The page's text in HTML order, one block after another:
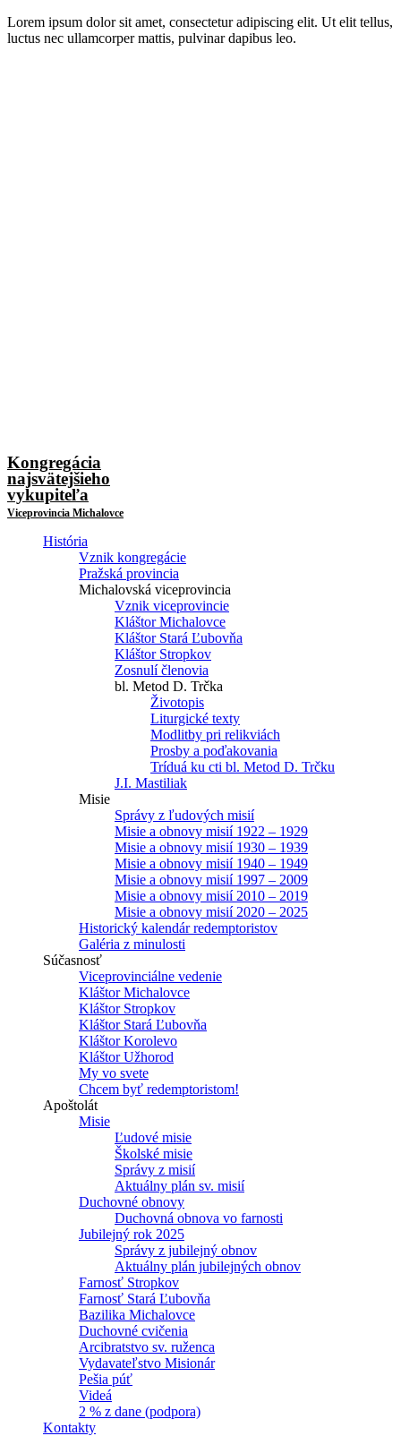
Lorem ipsum dolor sit amet, consectetur adipiscing elit. Ut elit tellus,
luctus nec ullamcorper mattis, pulvinar dapibus leo.
Kongregácia
najsvätejšieho
vykupiteľa
Viceprovincia Michalovce
História
Vznik kongregácie
Pražská provincia
Michalovská viceprovincia
Vznik viceprovincie
Kláštor Michalovce
Kláštor Stará Ľubovňa
Kláštor Stropkov
Zosnulí členovia
bl. Metod D. Trčka
Životopis
Liturgické texty
Modlitby pri relikviách
Prosby a poďakovania
Tríduá ku cti bl. Metod D. Trčku
J.I. Mastiliak
Misie
Správy z ľudových misií
Misie a obnovy misií 1922 – 1929
Misie a obnovy misií 1930 – 1939
Misie a obnovy misií 1940 – 1949
Misie a obnovy misií 1997 – 2009
Misie a obnovy misií 2010 – 2019
Misie a obnovy misií 2020 – 2025
Historický kalendár redemptoristov
Galéria z minulosti
Súčasnosť
Viceprovinciálne vedenie
Kláštor Michalovce
Kláštor Stropkov
Kláštor Stará Ľubovňa
Kláštor Korolevo
Kláštor Užhorod
My vo svete
Chcem byť redemptoristom!
Apoštolát
Misie
Ľudové misie
Školské misie
Správy z misií
Aktuálny plán sv. misií
Duchovné obnovy
Duchovná obnova vo farnosti
Jubilejný rok 2025
Správy z jubilejný obnov
Aktuálny plán jubilejných obnov
Farnosť Stropkov
Farnosť Stará Ľubovňa
Bazilika Michalovce
Duchovné cvičenia
Arcibratstvo sv. ruženca
Vydavateľstvo Misionár
Pešia púť
Videá
2 % z dane (podpora)
Kontakty